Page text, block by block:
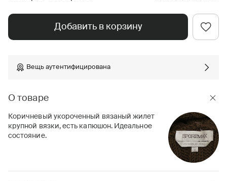
Добавить в корзину
Вещь аутентифицирована
О товаре
Коричневый укороченный вязаный жилет
крупной вязки, есть капюшон. Идеальное
состояние.